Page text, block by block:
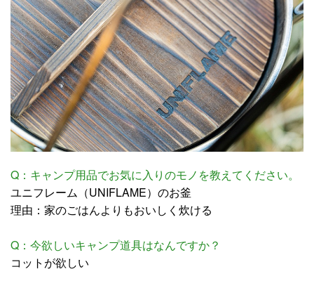
Q：キャンプ用品でお気に入りのモノを教えてください。
ユニフレーム（UNIFLAME）のお釜
理由：家のごはんよりもおいしく炊ける
Q：今欲しいキャンプ道具はなんですか？
コットが欲しい